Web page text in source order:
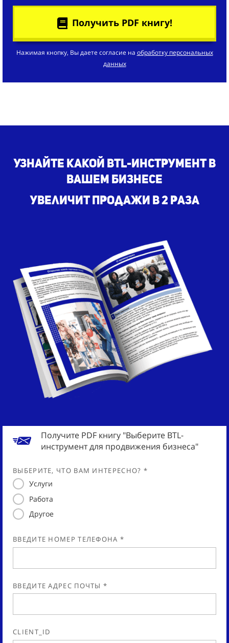
Получить PDF книгу!
Нажимая кнопку, Вы даете согласие на обработку персональных
данных
Узнайте какой BTL-инструмент в
вашем бизнесе
увеличит продажи в 2 раза
Получите PDF книгу "Выберите BTL-
инструмент для продвижения бизнеса"
ВЫБЕРИТЕ, ЧТО ВАМ ИНТЕРЕСНО? *
Услуги
Работа
Другое
ВВЕДИТЕ НОМЕР ТЕЛЕФОНА *
ВВЕДИТЕ АДРЕС ПОЧТЫ *
CLIENT_ID